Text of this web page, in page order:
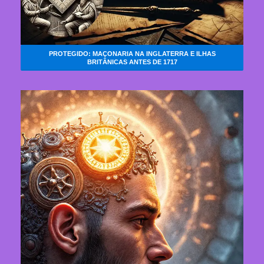
PROTEGIDO: MAÇONARIA NA INGLATERRA E ILHAS
BRITÂNICAS ANTES DE 1717